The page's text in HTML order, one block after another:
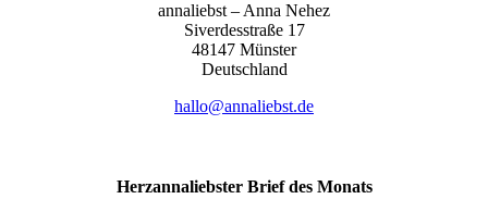
anna­liebst – Anna Nehez
Sive­r­des­stra­ße 17
48147 Müns­ter
Deutsch­land
hallo@annaliebst.de
Herzannaliebster Brief des Monats